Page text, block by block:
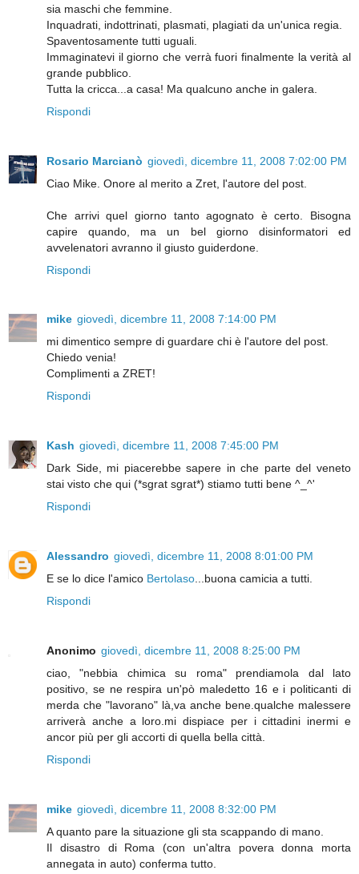
sia maschi che femmine.
Inquadrati, indottrinati, plasmati, plagiati da un'unica regia.
Spaventosamente tutti uguali.
Immaginatevi il giorno che verrà fuori finalmente la verità al
grande pubblico.
Tutta la cricca...a casa! Ma qualcuno anche in galera.
Rispondi
Rosario Marcianò giovedì, dicembre 11, 2008 7:02:00 PM
Ciao Mike. Onore al merito a Zret, l'autore del post.
Che arrivi quel giorno tanto agognato è certo. Bisogna
capire quando, ma un bel giorno disinformatori ed
avvelenatori avranno il giusto guiderdone.
Rispondi
mike giovedì, dicembre 11, 2008 7:14:00 PM
mi dimentico sempre di guardare chi è l'autore del post.
Chiedo venia!
Complimenti a ZRET!
Rispondi
Kash giovedì, dicembre 11, 2008 7:45:00 PM
Dark Side, mi piacerebbe sapere in che parte del veneto
stai visto che qui (*sgrat sgrat*) stiamo tutti bene ^_^'
Rispondi
Alessandro giovedì, dicembre 11, 2008 8:01:00 PM
E se lo dice l'amico Bertolaso...buona camicia a tutti.
Rispondi
Anonimo giovedì, dicembre 11, 2008 8:25:00 PM
ciao, "nebbia chimica su roma" prendiamola dal lato
positivo, se ne respira un'pò maledetto 16 e i politicanti di
merda che "lavorano" là,va anche bene.qualche malessere
arriverà anche a loro.mi dispiace per i cittadini inermi e
ancor più per gli accorti di quella bella città.
Rispondi
mike giovedì, dicembre 11, 2008 8:32:00 PM
A quanto pare la situazione gli sta scappando di mano.
Il disastro di Roma (con un'altra povera donna morta
annegata in auto) conferma tutto.